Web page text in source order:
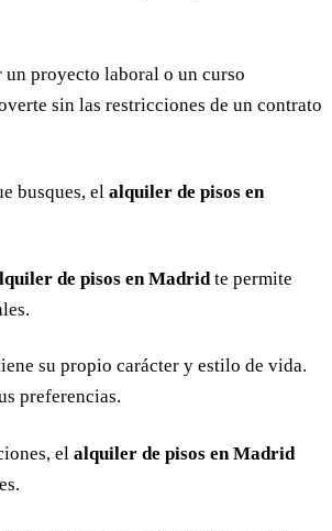
un proyecto laboral o un curso
sin las restricciones de un contrato
busques, el alquiler de pisos en
de pisos en Madridte permite
su propio carácter y estilo de vida.
preferencias.
el alquiler de pisos en Madrid